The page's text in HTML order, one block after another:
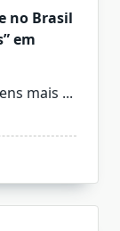
no Brasil
em
mais ...